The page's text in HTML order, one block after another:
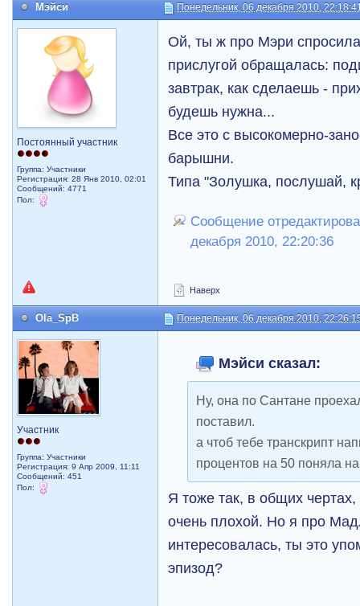
Мэйси Понедельник, 06 декабря 2010,
Постоянный участник
Группа: Участники
Регистрация: 28 Янв 2010, 02:01
Сообщений: 4771
Пол:
Ой, ты ж про Mэри
прислугой обращалась:
завтрак, как сделаешь -
будешь нужна...
Все это с высокомерно-
барышни.
Типа "Золушка, послушай,
Сообщение
декабря 2010, 22:20:36
Наверх
Ola_SpB Понедельник, 06 декабря 2010,
Участник
Группа: Участники
Регистрация: 9 Апр 2009, 11:11
Сообщений: 451
Пол:
Мэйси сказал:
Ну, она по Сантане
поставил.
а чтоб тебе транскрипт
процентов на 50 поняла
Я тоже так, в общих чертах,
очень плохой. Но я про
интересовалась, ты это
эпизод?